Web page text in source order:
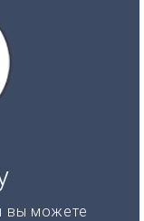
вы можете